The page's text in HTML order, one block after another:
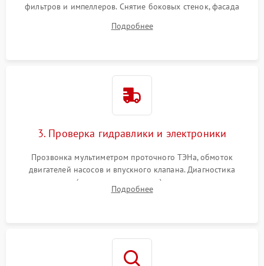
фильтров и импеллеров. Снятие боковых стенок, фасада
циркуляционному насосу, ТЭНу и сливной помпе.
Подробнее
3. Проверка гидравлики и электроники
Прозвонка мультиметром проточного ТЭНа, обмоток
двигателей насосов и впускного клапана. Диагностика
прессостата (датчика уровня воды), датчика мутности,
концевика дверцы и электронного модуля управления.
Подробнее